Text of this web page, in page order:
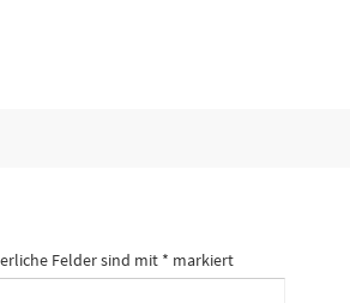
Felder sind mit * markiert